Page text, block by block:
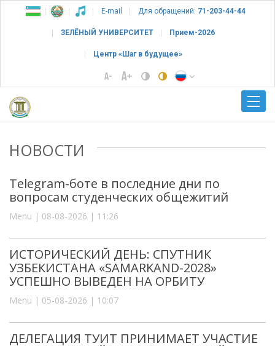
E-mail Для обращений: 71-203-44-44
ЗЕЛЁНЫЙ УНИВЕРСИТЕТ Прием-2026
Центр «Шаг в будущее»
НОВОСТИ
Telegram-боте в последние дни по
вопросам студенческих общежитий
Menu | 08-08-2026 | 11:26
ИСТОРИЧЕСКИЙ ДЕНЬ: СПУТНИК
УЗБЕКИСТАНА «SAMARKAND-2028»
УСПЕШНО ВЫВЕДЕН НА ОРБИТУ
Menu | 05-08-2026 | 10:07
ДЕЛЕГАЦИЯ ТУИТ ПРИНИМАЕТ УЧАСТИЕ